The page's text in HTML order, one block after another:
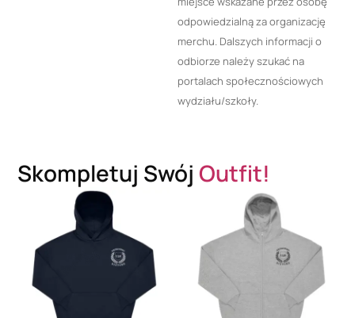
odpowiedzialną za organizację
merchu. Dalszych informacji o
odbiorze należy szukać na
portalach społecznościowych
wydziału/szkoły.
Skompletuj SwójOutfit!